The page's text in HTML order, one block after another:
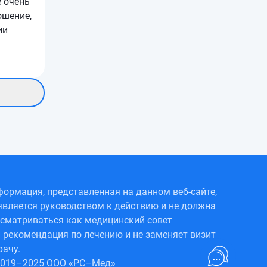
представленная на данном веб-сайте,
руководством к действию и не должна
как медицинский совет
рекомендация по лечению и не заменяет визит
ООО «РС–Мед»